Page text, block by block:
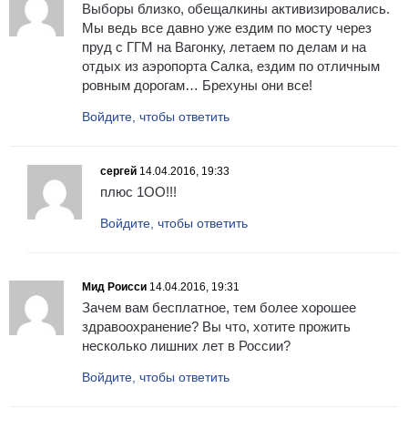
Выборы близко, обещалкины активизировались.
Мы ведь все давно уже ездим по мосту через
пруд с ГГМ на Вагонку, летаем по делам и на
отдых из аэропорта Салка, ездим по отличным
ровным дорогам… Брехуны они все!
Войдите, чтобы ответить
сергей 14.04.2016, 19:33
плюс 1ОО!!!
Войдите, чтобы ответить
Мид Роисси 14.04.2016, 19:31
Зачем вам бесплатное, тем более хорошее
здравоохранение? Вы что, хотите прожить
несколько лишних лет в России?
Войдите, чтобы ответить